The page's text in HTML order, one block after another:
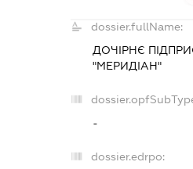
dossier.fullName:
ДОЧІРНЄ
"МЕРИДІАН"
-
dossier.edrpo: